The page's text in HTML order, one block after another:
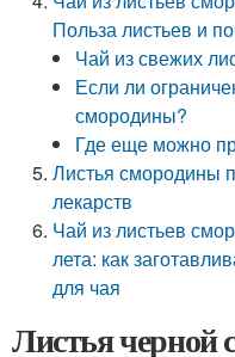
Польза листьев и
Чай из свежих
Если ли
смородины?
Где еще можно
Листья смородины
лекарств
Чай из листьев
лета: как
для чая
Листья черной